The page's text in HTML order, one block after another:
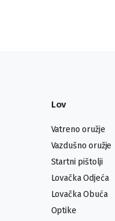
Lov
Vatreno oružje
Vazdušno oružje
Startni pištolji
Lovačka Odjeća
Lovačka Obuća
Optike